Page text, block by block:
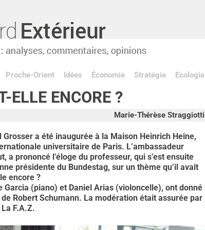
Proche-Orient Idées Économie Stratégie Ecologie
ELLE ENCORE ?
Marie-Thérèse Straggiotti
a été inaugurée à la Maison Heinrich Heine,
universitaire de Paris. L’ambassadeur
a prononcé l’éloge du professeur, qui s’est ensuite
présidente du Bundestag, sur un thème qu’il avait
encore ?
Garcia (piano) et Daniel Arias (violoncelle), ont donné
Robert Schumann. La modération était assurée par
F.A.Z.